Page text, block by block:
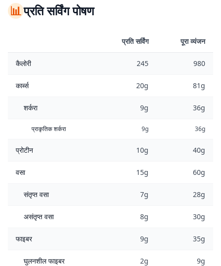
📊प्रति सर्विंग पोषण
प्रति सर्विंग पूरा व्यंजन
कैलोरी 245 980
कार्ब्स 20g 81g
शर्करा 9g 36g
प्राकृतिक शर्करा 9g 36g
प्रोटीन 10g 40g
वसा 15g 60g
संतृप्त वसा 7g 28g
असंतृप्त वसा 8g 30g
फाइबर 9g 35g
घुलनशील फाइबर 2g 9g